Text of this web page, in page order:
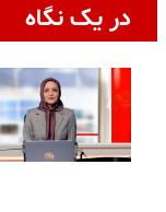
در یک نگاه